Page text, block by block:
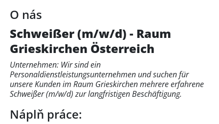
O nás
Schweißer (m/w/d) - Raum
Grieskirchen Österreich
Unternehmen: Wir sind ein
Personaldienstleistungsunternehmen und suchen für
unsere Kunden im Raum Grieskirchen mehrere erfahrene
Schweißer (m/w/d) zur langfristigen Beschäftigung.
Náplň práce: